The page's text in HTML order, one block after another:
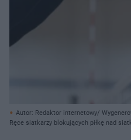
Autor: Redaktor internetowy/
Ręce siatkarzy blokujących piłkę nad